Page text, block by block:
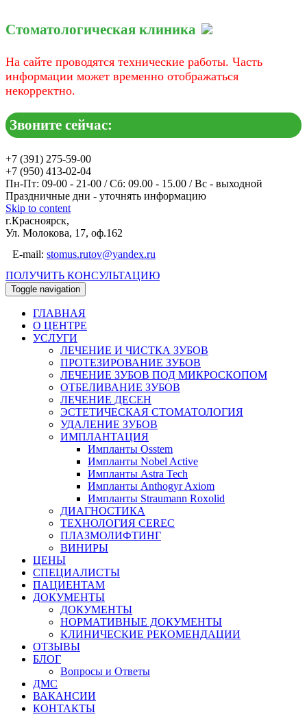
Стоматологическая клиника
На сайте проводятся технические работы. Часть
информации может временно отображаться
некорректно.
Звоните сейчас:
+7 (391) 275-59-00
+7 (950) 413-02-04
Пн-Пт: 09-00 - 21-00 / Сб: 09.00 - 15.00 / Вс - выходной
Праздничные дни - уточнять информацию
Skip to content
г.Красноярск,
Ул. Молокова, 17, оф.162
E-mail: stomus.rutov@yandex.ru
ПОЛУЧИТЬ КОНСУЛЬТАЦИЮ
Toggle navigation
ГЛАВНАЯ
О ЦЕНТРЕ
УСЛУГИ
ЛЕЧЕНИЕ И ЧИСТКА ЗУБОВ
ПРОТЕЗИРОВАНИЕ ЗУБОВ
ЛЕЧЕНИЕ ЗУБОВ ПОД МИКРОСКОПОМ
ОТБЕЛИВАНИЕ ЗУБОВ
ЛЕЧЕНИЕ ДЕСЕН
ЭСТЕТИЧЕСКАЯ СТОМАТОЛОГИЯ
УДАЛЕНИЕ ЗУБОВ
ИМПЛАНТАЦИЯ
Импланты Osstem
Импланты Nobel Active
Импланты Astra Tech
Импланты Anthogyr Axiom
Импланты Straumann Roxolid
ДИАГНОСТИКА
ТЕХНОЛОГИЯ CEREC
ПЛАЗМОЛИФТИНГ
ВИНИРЫ
ЦЕНЫ
СПЕЦИАЛИСТЫ
ПАЦИЕНТАМ
ДОКУМЕНТЫ
ДОКУМЕНТЫ
НОРМАТИВНЫЕ ДОКУМЕНТЫ
КЛИНИЧЕСКИЕ РЕКОМЕНДАЦИИ
ОТЗЫВЫ
БЛОГ
Вопросы и Ответы
ДМС
ВАКАНСИИ
КОНТАКТЫ